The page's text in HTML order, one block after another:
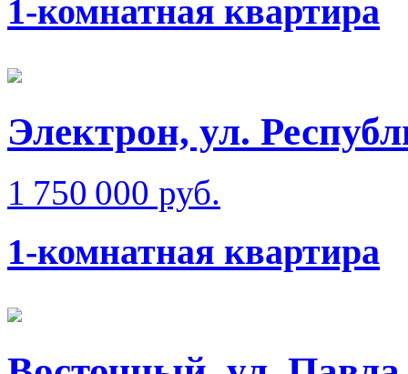
1-комнатная квартира
Электрон, ул.
1 750 000 руб.
1-комнатная квартира